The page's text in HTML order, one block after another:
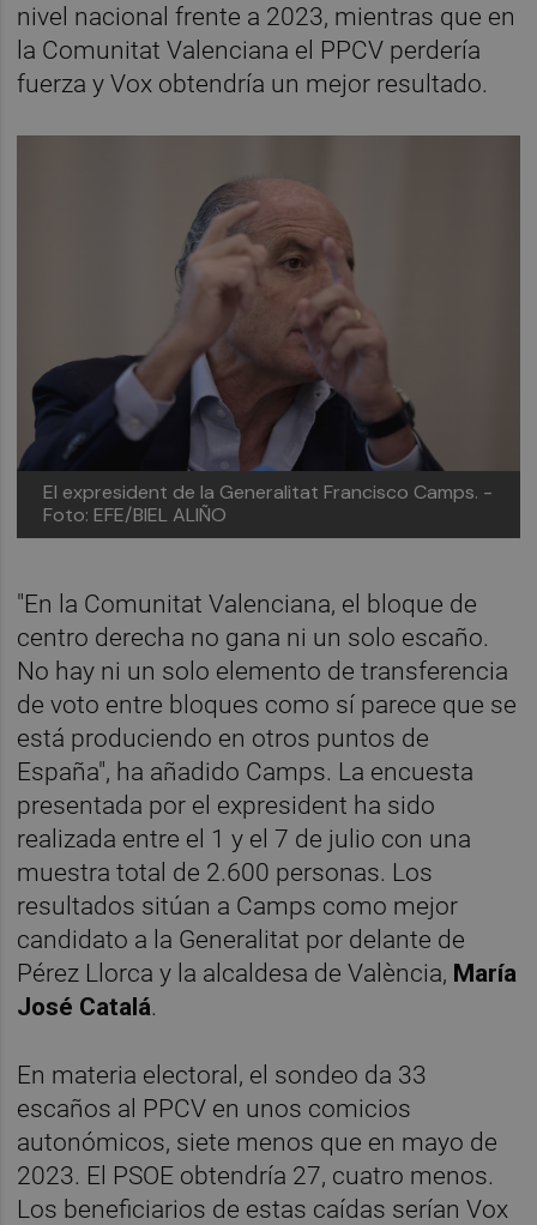
nivel nacional frente a 2023, mientras que en
la Comunitat Valenciana el PPCV perdería
fuerza y Vox obtendría un mejor resultado.
El expresident de la Generalitat Francisco Camps. -
Foto: EFE/BIEL ALIÑO
"En la Comunitat Valenciana, el bloque de
centro derecha no gana ni un solo escaño.
No hay ni un solo elemento de transferencia
de voto entre bloques como sí parece que se
está produciendo en otros puntos de
España", ha añadido Camps. La encuesta
presentada por el expresident ha sido
realizada entre el 1 y el 7 de julio con una
muestra total de 2.600 personas. Los
resultados sitúan a Camps como mejor
candidato a la Generalitat por delante de
Pérez Llorca y la alcaldesa de València, María
José Catalá.
En materia electoral, el sondeo da 33
escaños al PPCV en unos comicios
autonómicos, siete menos que en mayo de
2023. El PSOE obtendría 27, cuatro menos.
Los beneficiarios de estas caídas serían Vox